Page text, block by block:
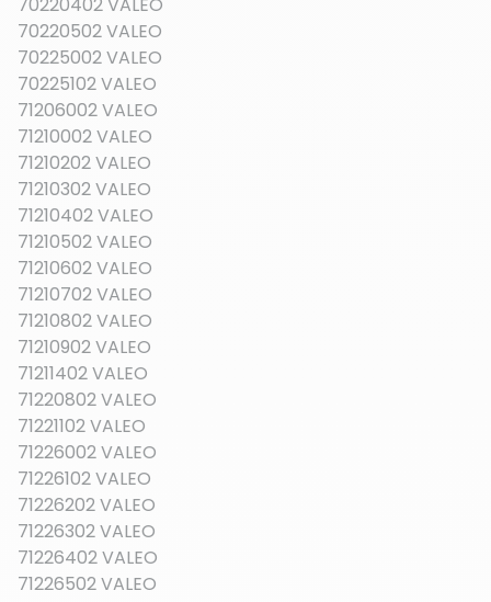
70220502 VALEO
70225002 VALEO
70225102 VALEO
71206002 VALEO
71210002 VALEO
71210202 VALEO
71210302 VALEO
71210402 VALEO
71210502 VALEO
71210602 VALEO
71210702 VALEO
71210802 VALEO
71210902 VALEO
71211402 VALEO
71220802 VALEO
71221102 VALEO
71226002 VALEO
71226102 VALEO
71226202 VALEO
71226302 VALEO
71226402 VALEO
71226502 VALEO